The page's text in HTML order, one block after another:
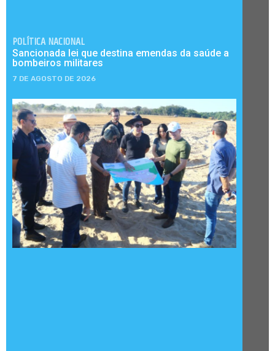
POLÍTICA NACIONAL
Sancionada lei que destina emendas da saúde a
bombeiros militares
7 DE AGOSTO DE 2026